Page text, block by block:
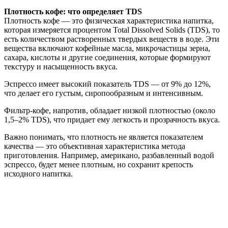
Плотность кофе: что определяет TDS
Плотность кофе — это физическая характеристика напитка,
которая измеряется процентом Total Dissolved Solids (TDS), то
есть количеством растворенных твердых веществ в воде. Эти
вещества включают кофейные масла, микрочастицы зерна,
сахара, кислоты и другие соединения, которые формируют
текстуру и насыщенность вкуса.
Эспрессо имеет высокий показатель TDS — от 9% до 12%,
что делает его густым, сиропообразным и интенсивным.
Фильтр-кофе, напротив, обладает низкой плотностью (около
1,5–2% TDS), что придает ему легкость и прозрачность вкуса.
Важно понимать, что плотность не является показателем
качества — это объективная характеристика метода
приготовления. Например, американо, разбавленный водой
эспрессо, будет менее плотным, но сохранит крепость
исходного напитка.